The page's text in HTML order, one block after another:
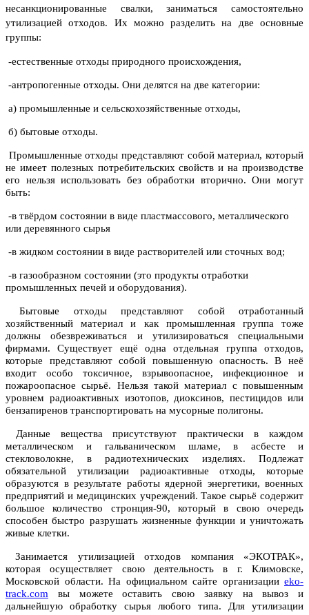
несанкционированные свалки, заниматься самостоятельно
утилизацией отходов. Их можно разделить на две основные
группы:
-естественные отходы природного происхождения,
-антропогенные отходы. Они делятся на две категории:
а) промышленные и сельскохозяйственные отходы,
б) бытовые отходы.
Промышленные отходы представляют собой материал, который
не имеет полезных потребительских свойств и на производстве
его нельзя использовать без обработки вторично. Они могут
быть:
-в твёрдом состоянии в виде пластмассового, металлического
или деревянного сырья
-в жидком состоянии в виде растворителей или сточных вод;
-в газообразном состоянии (это продукты отработки
промышленных печей и оборудования).
Бытовые отходы представляют собой отработанный
хозяйственный материал и как промышленная группа тоже
должны обезвреживаться и утилизироваться специальными
фирмами. Существует ещё одна отдельная группа отходов,
которые представляют собой повышенную опасность. В неё
входит особо токсичное, взрывоопасное, инфекционное и
пожароопасное сырьё. Нельзя такой материал с повышенным
уровнем радиоактивных изотопов, диоксинов, пестицидов или
бензапиренов транспортировать на мусорные полигоны.
Данные вещества присутствуют практически в каждом
металлическом и гальваническом шламе, в асбесте и
стекловолокне, в радиотехнических изделиях. Подлежат
обязательной утилизации радиоактивные отходы, которые
образуются в результате работы ядерной энергетики, военных
предприятий и медицинских учреждений. Такое сырьё содержит
большое количество стронция-90, который в свою очередь
способен быстро разрушать жизненные функции и уничтожать
живые клетки.
Занимается утилизацией отходов компания «ЭКОТРАК»,
которая осуществляет свою деятельность в г. Климовске,
Московской области. На официальном сайте организации eko-
track.com вы можете оставить свою заявку на вывоз и
дальнейшую обработку сырья любого типа. Для утилизации